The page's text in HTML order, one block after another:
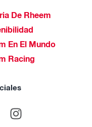
De Rheem
En El Mundo
Racing